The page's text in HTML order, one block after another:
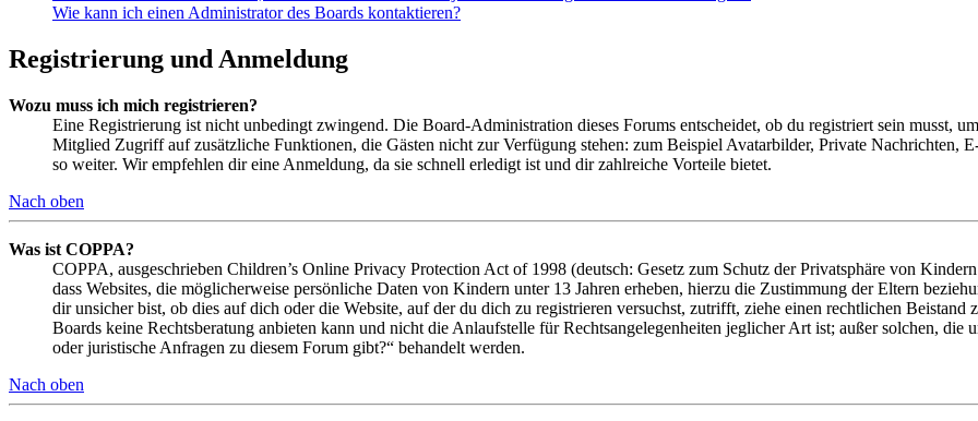
Wie kann ich einen Administrator des Boards kontaktieren?
Registrierung und Anmeldung
Wozu muss ich mich registrieren?
Eine Registrierung ist nicht unbedingt zwingend. Die Board-Administration dieses Forums entscheidet, ob du registriert sein musst,
Mitglied Zugriff auf zusätzliche Funktionen, die Gästen nicht zur Verfügung stehen: zum Beispiel Avatarbilder, Private Nachrichten,
so weiter. Wir empfehlen dir eine Anmeldung, da sie schnell erledigt ist und dir zahlreiche Vorteile bietet.
Nach oben
Was ist COPPA?
COPPA, ausgeschrieben Children’s Online Privacy Protection Act of 1998 (deutsch: Gesetz zum Schutz der Privatsphäre von
dass Websites, die möglicherweise persönliche Daten von Kindern unter 13 Jahren erheben, hierzu die Zustimmung der Eltern
dir unsicher bist, ob dies auf dich oder die Website, auf der du dich zu registrieren versuchst, zutrifft, ziehe einen rechtlichen
Boards keine Rechtsberatung anbieten kann und nicht die Anlaufstelle für Rechtsangelegenheiten jeglicher Art ist; außer solchen,
oder juristische Anfragen zu diesem Forum gibt?“ behandelt werden.
Nach oben